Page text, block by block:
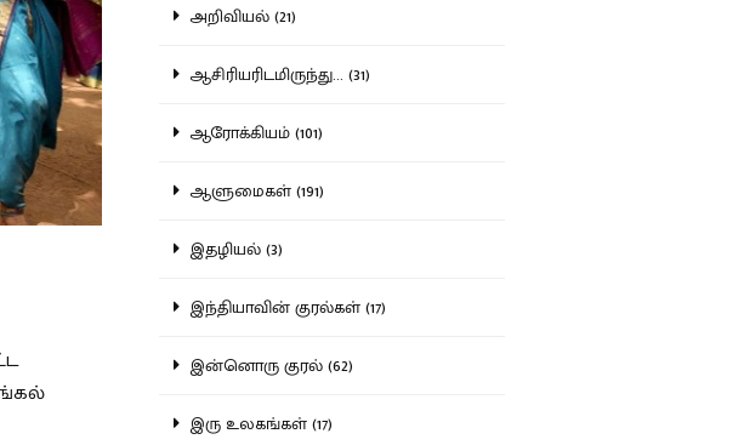
அறிவியல் (21)
ஆசிரியரிடமிருந்து... (31)
ஆரோக்கியம் (101)
ஆளுமைகள் (191)
இதழியல் (3)
இந்தியாவின் குரல்கள் (17)
இன்னொரு குரல் (62)
இரு உலகங்கள் (17)